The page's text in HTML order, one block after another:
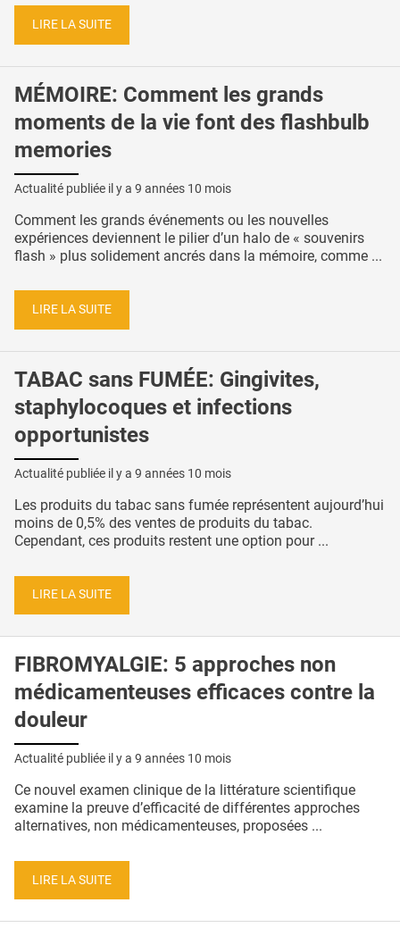
LIRE LA SUITE
MÉMOIRE: Comment les grands
moments de la vie font des flashbulb
memories
Actualité publiée il y a 9 années 10 mois
Comment les grands événements ou les nouvelles
expériences deviennent le pilier d’un halo de « souvenirs
flash » plus solidement ancrés dans la mémoire, comme ...
LIRE LA SUITE
TABAC sans FUMÉE: Gingivites,
staphylocoques et infections
opportunistes
Actualité publiée il y a 9 années 10 mois
Les produits du tabac sans fumée représentent aujourd’hui
moins de 0,5% des ventes de produits du tabac.
Cependant, ces produits restent une option pour ...
LIRE LA SUITE
FIBROMYALGIE: 5 approches non
médicamenteuses efficaces contre la
douleur
Actualité publiée il y a 9 années 10 mois
Ce nouvel examen clinique de la littérature scientifique
examine la preuve d’efficacité de différentes approches
alternatives, non médicamenteuses, proposées ...
LIRE LA SUITE